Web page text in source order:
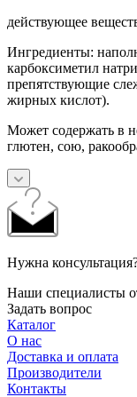
действующее
Ингредиенты:
карбоксиметил
препятствующие
жирных кислот).
Может содержать в
глютен, сою,
Нужна
Наши специалисты
Задать вопрос
Каталог
О нас
Доставка и оплата
Производители
Контакты